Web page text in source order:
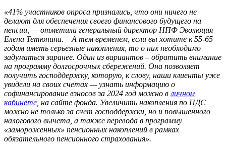
«41% участников опроса признались, что они ничего не
делают для обеспечения своего финансового будущего на
пенсии, — отметила генеральный директор НПФ Эволюция
Елена Тетюнина. – А тем временем, если вы хотите к 55-65
годам иметь серьезные накопления, то о них необходимо
задуматься заранее. Один из вариантов – обратить внимание
на программу долгосрочных сбережений. Она позволяет
получить господдержку, которую, к слову, наши клиенты уже
увидели на своих счетах — узнать информацию о
софинансирование взносов за 2024 год можно в личном
кабинете , на сайте фонда. Увеличить накопления по ПДС
можно не только за счет господдержки, но и повышенного
налогового вычета, а также перевода в программу
«замороженных» пенсионных накоплений в рамках
обязательного пенсионного страхования».